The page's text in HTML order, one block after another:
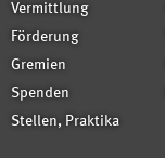
Vermittlung
Förderung
Gremien
Spenden
Stellen, Praktika